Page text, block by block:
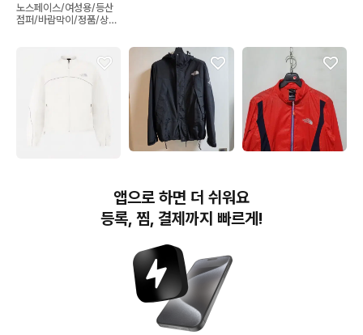
노스페이스/여성용/등산
점퍼/바람막이/정품/상태
춘하 등산 바람막이 S
번개장터(주) 사업자정보, 이용약관 및 기타 법적고지
번개장터㈜는 통신판매중개자이며, 통신판매의 당사자가 아닙니다. 전자상거래 등에서의
소비자보호에 관한 법률 등 관련 법령 및 번개장터㈜의 약관에 따라 상품, 상품정보, 거래에 관한 책임은
개별 판매자에게 귀속하고, 번개장터㈜는 원칙적으로 회원간 거래에 대하여 책임을 지지 않습니다.
앱으로 하면 더 쉬워요
등록, 찜, 결제까지 빠르게!